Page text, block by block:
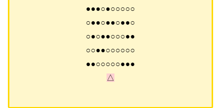
●●●○●○○○○○
○●●○●●○●●○
○●○●●○○○●●
○○●●○○○○○○
●●○○○○○●●●
△